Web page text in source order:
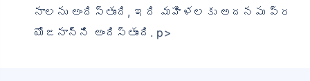
నాలను అందిస్తుంది, ఇది మహిళలకు అదనపు ప్ర
యోజనాన్ని అందిస్తుంది. p>